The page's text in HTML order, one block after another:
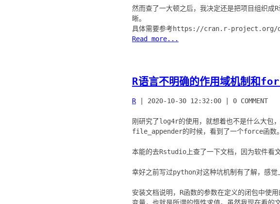
然而查了一大顿之后，我决定还是把项目组织
晰。
Read more...
R语言不明确的作用域机制和
R 2020-10-30 12:32:00 0 COMMENT
刚研究了log4r的使用，就想着也不是什么大包
file_appender的时候，看到了一个force函数。
本能的去Rstudio上查了一下文档，因为软件看
幸好之前写过python对这种坑机制有了解，感觉
安装文档说明，R函数的参数在定义的闭包中使